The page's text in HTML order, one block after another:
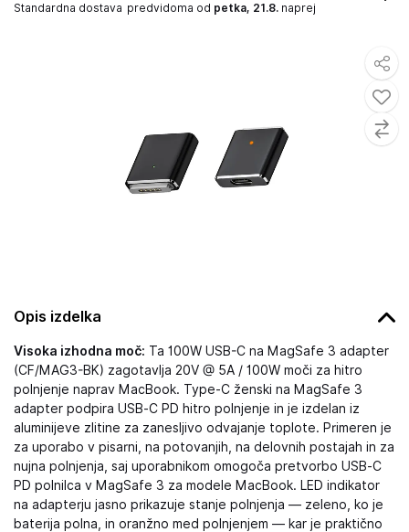
Opis izdelka
Visoka izhodna moč: Ta 100W USB-C na MagSafe 3 adapter
(CF/MAG3-BK) zagotavlja 20V @ 5A / 100W moči za hitro
polnjenje naprav MacBook. Type‑C ženski na MagSafe 3
adapter podpira USB‑C PD hitro polnjenje in je izdelan iz
aluminijeve zlitine za zanesljivo odvajanje toplote. Primeren je
za uporabo v pisarni, na potovanjih, na delovnih postajah in za
nujna polnjenja, saj uporabnikom omogoča pretvorbo USB‑C
PD polnilca v MagSafe 3 za modele MacBook. LED indikator
na adapterju jasno prikazuje stanje polnjenja — zeleno, ko je
baterija polna, in oranžno med polnjenjem — kar je praktično
Standardna dostava predvidoma od petka, 21.8. naprej